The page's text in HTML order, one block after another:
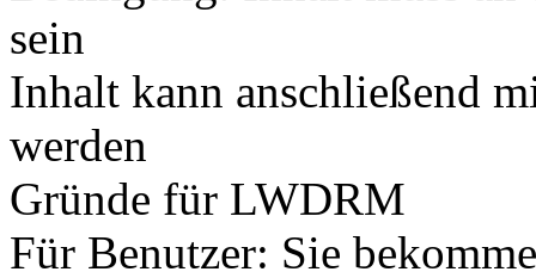
sein
Inhalt kann anschließend
werden
Gründe für LWDRM
Für Benutzer: Sie